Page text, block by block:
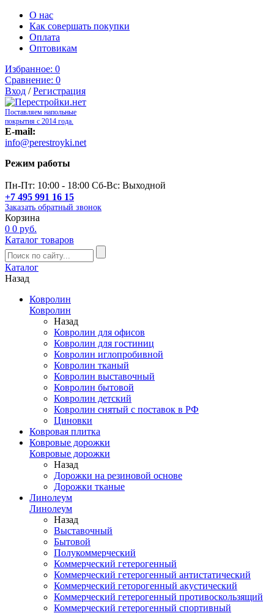
О нас
Как совершать покупки
Оплата
Оптовикам
Избранное: 0
Сравнение: 0
Вход /Регистрация
Поставляем напольные
покрытия с 2014 года.
E-mail:
info@perestroyki.net
Режим работы
Пн-Пт: 10:00 - 18:00 Сб-Вс: Выходной
+7 495 991 16 15
Заказать обратный звонок
Корзина
0 0 руб.
Каталог товаров
Каталог
Назад
Ковролин
Ковролин
Назад
Ковролин для офисов
Ковролин для гостиниц
Ковролин иглопробивной
Ковролин тканый
Ковролин выставочный
Ковролин бытовой
Ковролин детский
Ковролин снятый с поставок в РФ
Циновки
Ковровая плитка
Ковровые дорожки
Ковровые дорожки
Назад
Дорожки на резиновой основе
Дорожки тканые
Линолеум
Линолеум
Назад
Выставочный
Бытовой
Полукоммерческий
Коммерческий гетерогенный
Коммерческий гетерогенный антистатический
Коммерческий геторогенный акустический
Коммерческий гетерогенный противоскользящий
Коммерческий гетерогенный спортивный